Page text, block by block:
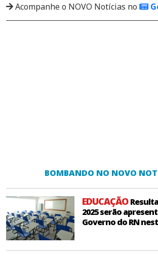
Acompanhe o NOVO Notícias no
BOMBANDO NO NOVO
EDUCAÇÃO
2025 serão
Governo do RN